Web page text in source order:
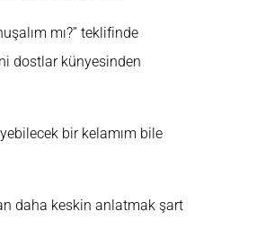
mı?” teklifinde
dostlar künyesinden
bir kelamım bile
daha keskin anlatmak şart